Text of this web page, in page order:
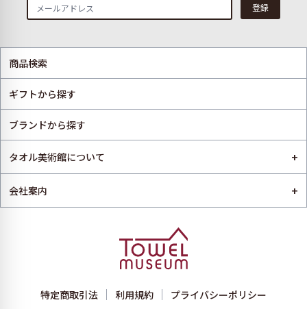
登録
商品検索
ギフトから探す
ブランドから探す
タオル美術館について +
会社案内 +
特定商取引法 利用規約 プライバシーポリシー